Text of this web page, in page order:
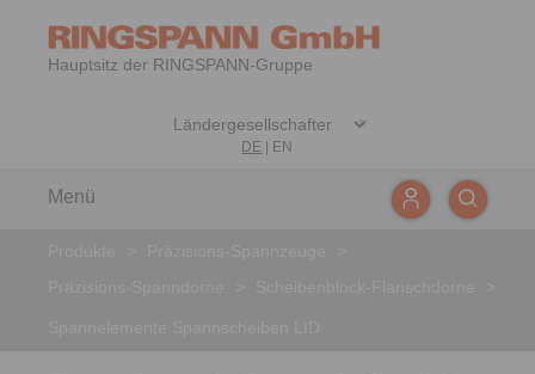
Hauptsitz der RINGSPANN-Gruppe
DE EN
Menü